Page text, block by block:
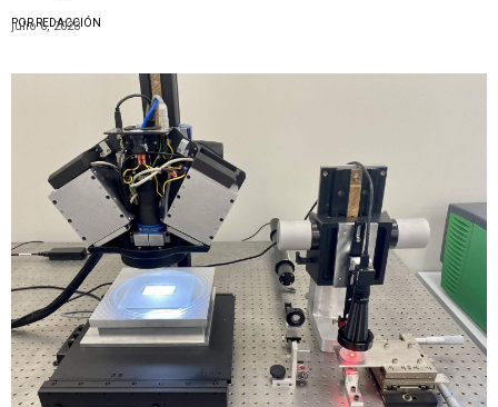
POR REDACCIÓN
julio 6, 2023